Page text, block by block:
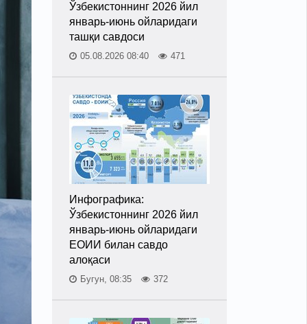
Ўзбекистоннинг 2026 йил
январь-июнь ойларидаги
ташқи савдоси
05.08.2026 08:40 471
Инфографика:
Ўзбекистоннинг 2026 йил
январь-июнь ойларидаги
ЕОИИ билан савдо
алоқаси
Бугун, 08:35 372